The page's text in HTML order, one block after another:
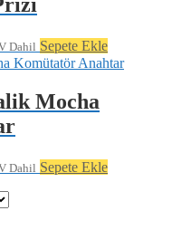
Dahil Sepete Ekle
Mocha
Dahil Sepete Ekle